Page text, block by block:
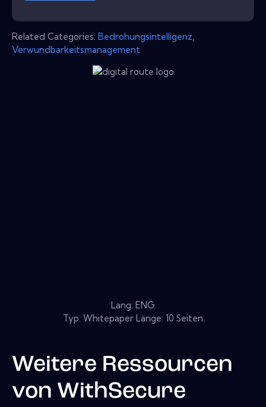
Related Categories: Bedrohungsintelligenz
Verwundbarkeitsmanagement
Lang: ENG
Typ: Whitepaper Länge: 10 Seiten
Weitere Ressourcen
von WithSecure